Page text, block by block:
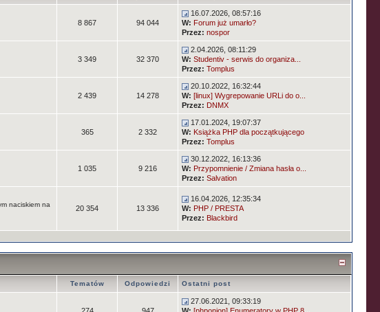
8 867 94 044
16.07.2026, 08:57:16
W: Forum już umarło?
Przez: nospor
3 349 32 370
2.04.2026, 08:11:29
W: Studentiv - serwis do organiza...
Przez: Tomplus
2 439 14 278
20.10.2022, 16:32:44
W: [linux] Wygrepowanie URLi do o...
Przez: DNMX
365 2 332
17.01.2024, 19:07:37
W: Książka PHP dla początkującego
Przez: Tomplus
1 035 9 216
30.12.2022, 16:13:36
W: Przypomnienie / Zmiana hasła o...
Przez: Salvation
naciskiem na
20 354 13 336
16.04.2026, 12:35:34
W: PHP / PRESTA
Przez: Blackbird
Tematów Odpowiedzi Ostatni post
27.06.2021, 09:33:19